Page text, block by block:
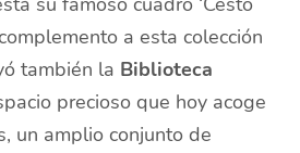
a esta colección
también la Biblioteca
precioso que hoy acoge
un amplio conjunto de